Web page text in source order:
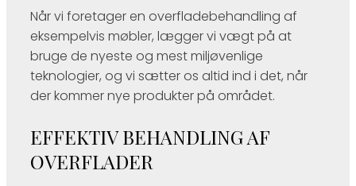
Når vi foretager en overfladebehandling af
eksempelvis møbler, lægger vi vægt på at
bruge de nyeste og mest miljøvenlige
teknologier, og vi sætter os altid ind i det, når
der kommer nye produkter på området.
EFFEKTIV BEHANDLING AF
OVERFLADER